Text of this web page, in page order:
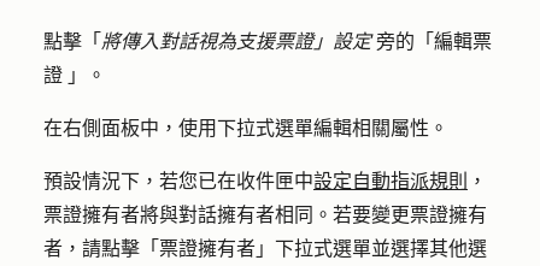
點擊「 將傳入對話視為支援票證」設定旁的「編輯票
證 」。
在右側面板中，使用下拉式選單編輯相關屬性。
預設情況下，若您已在收件匣中設定自動指派規則
，
票證擁有者將與對話擁有者相同。若要變更票證擁有
者，請點擊「 票證擁有者 」下拉式選單並選擇其他選